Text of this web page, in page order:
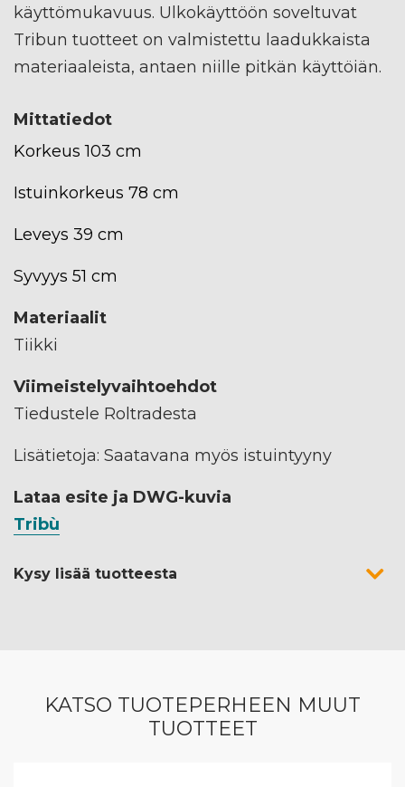
käyttömukavuus. Ulkokäyttöön soveltuvat
Tribun tuotteet on valmistettu laadukkaista
materiaaleista, antaen niille pitkän käyttöiän.
Mittatiedot
Korkeus 103 cm
Istuinkorkeus 78 cm
Leveys 39 cm
Syvyys 51 cm
Materiaalit
Tiikki
Viimeistelyvaihtoehdot
Tiedustele Roltradesta
Lisätietoja: Saatavana myös istuintyyny
Lataa esite ja DWG-kuvia
Tribù
Kysy lisää tuotteesta
KATSO TUOTEPERHEEN MUUT
TUOTTEET